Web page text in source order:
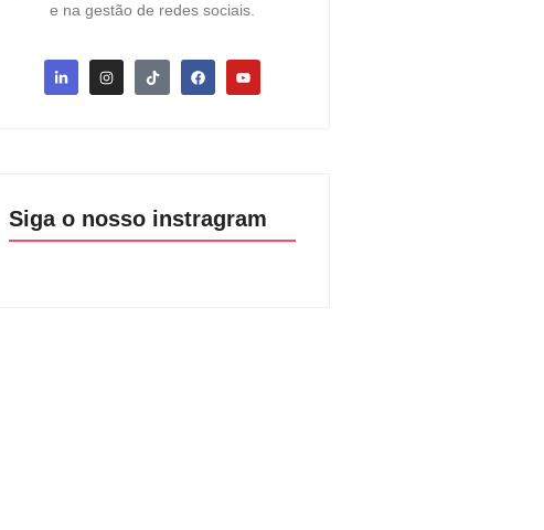
e na gestão de redes sociais.
Siga o nosso instragram